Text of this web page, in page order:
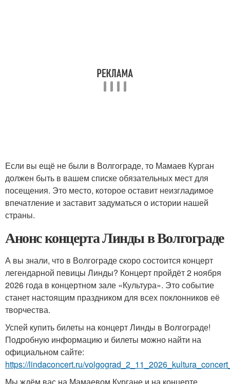
Если вы ещё не были в Волгограде, то Мамаев Курган
должен быть в вашем списке обязательных мест для
посещения. Это место, которое оставит неизгладимое
впечатление и заставит задуматься о истории нашей
страны.
Анонс концерта Линды в Волгограде
А вы знали, что в Волгограде скоро состоится концерт
легендарной певицы Линды? Концерт пройдёт 2 ноября
2026 года в концертном зале «Культура». Это событие
станет настоящим праздником для всех поклонников её
творчества.
Успей купить билеты на концерт Линды в Волгограде!
Подробную информацию и билеты можно найти на
официальном сайте:
https://lindaconcert.ru/